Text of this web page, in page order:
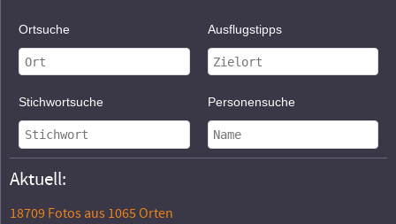
Ortsuche Ausflugstipps
Stichwortsuche Personensuche
Aktuell:
18709 Fotos aus 1065 Orten